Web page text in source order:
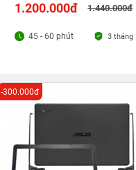
1.200.000đ 1.440.000đ
45 - 60 phút 3 tháng
-300.000đ